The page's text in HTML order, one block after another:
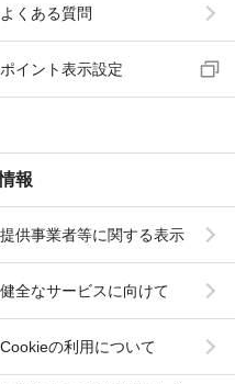
よくある質問
ポイント表示設定
報
提供事業者等に関する表示
健全なサービスに向けて
Cookieの利用について